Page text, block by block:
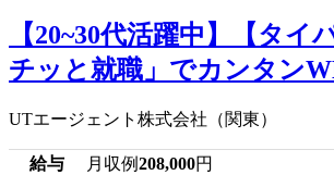
【20~30代活躍中】【タイ
チッと就職」でカンタン
UTエージェント株式会社（関東）
給与 月収例208,000円